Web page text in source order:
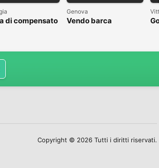
di compensato
Genova
Vendo barca
Copyright © 2026 Tutti i diritti riservati.